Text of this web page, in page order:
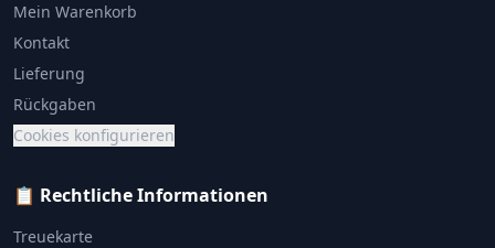
Mein Warenkorb
Kontakt
Lieferung
Rückgaben
Cookies konfigurieren
📋 Rechtliche Informationen
Treuekarte